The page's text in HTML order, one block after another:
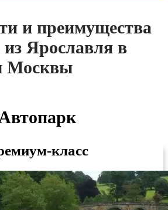
и преимущества
Ярославля в
Москвы
класс